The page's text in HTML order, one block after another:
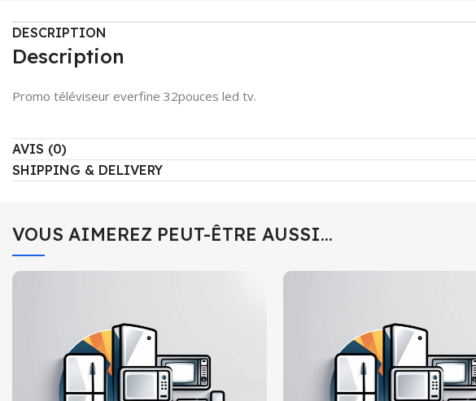
DESCRIPTION
Description
Promo téléviseur everfine 32pouces led tv.
AVIS (0)
SHIPPING & DELIVERY
VOUS AIMEREZ PEUT-ÊTRE AUSSI…